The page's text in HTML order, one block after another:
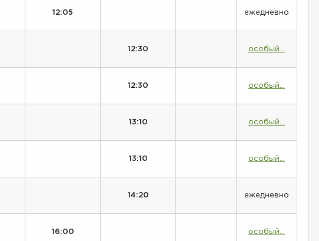
12:05 ежедневно
12:30 особый...
12:30 особый...
13:10 особый...
13:10 особый...
14:20 ежедневно
16:00 особый...